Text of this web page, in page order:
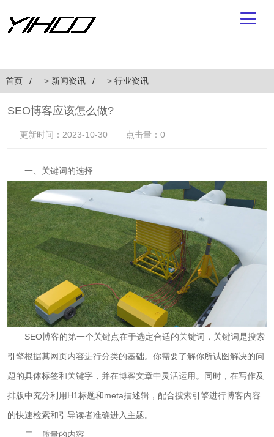
首页 > 新闻资讯 > 行业资讯
SEO博客应该怎么做?
更新时间：2023-10-30 点击量：0
一、关键词的选择
SEO博客的第一个关键点在于选定合适的关键词，关键词是搜索
引擎根据其网页内容进行分类的基础。你需要了解你所试图解决的问
题的具体标签和关键字，并在博客文章中灵活运用。同时，在写作及
排版中充分利用H1标题和meta描述辑，配合搜索引擎进行博客内容
的快速检索和引导读者准确进入主题。
二、质量的内容